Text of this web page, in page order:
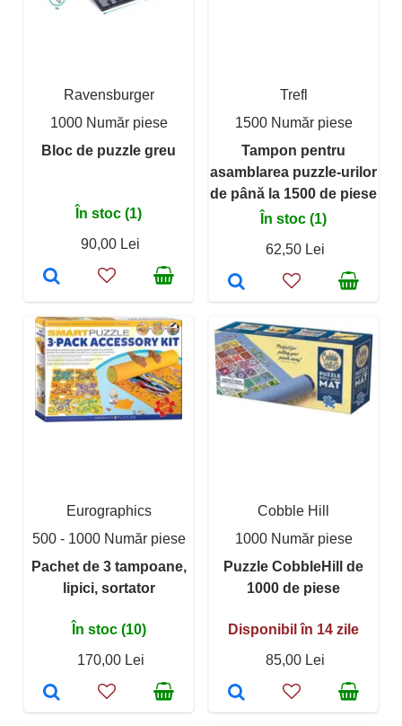
Ravensburger
1000 Număr piese
Bloc de puzzle greu
În stoc (1)
90,00 Lei
Trefl
1500 Număr piese
Tampon pentru
asamblarea puzzle-urilor
de până la 1500 de piese
În stoc (1)
62,50 Lei
Eurographics
500 - 1000 Număr piese
Pachet de 3 tampoane,
lipici, sortator
În stoc (10)
170,00 Lei
Cobble Hill
1000 Număr piese
Puzzle CobbleHill de
1000 de piese
Disponibil în 14 zile
85,00 Lei